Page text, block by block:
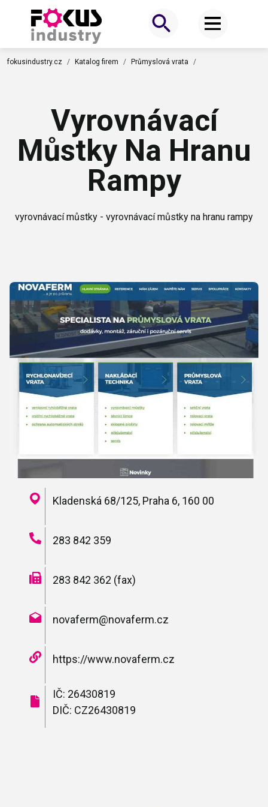
fokusindustry.cz Katalog firem Průmyslová vrata
Vyrovnávací
Můstky Na Hranu
Rampy
vyrovnávací můstky - vyrovnávací můstky na hranu rampy
Kladenská 68/125, Praha 6, 160 00
283 842 359
283 842 362 (fax)
novaferm@novaferm.cz
https://www.novaferm.cz
IČ: 26430819
DIČ: CZ26430819